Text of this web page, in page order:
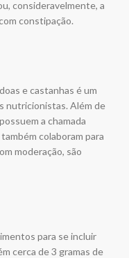
consideravelmente, a
constipação.
e castanhas é um
nutricionistas. Além de
a chamada
colaboram para
moderação, são
para se incluir
cerca de 3 gramas de